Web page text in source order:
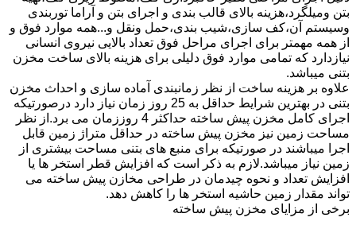
بتن ومیلگرد،هزینه بالای قالب بندی و اجرای بتن و آراما توربندی
وسیستم آن،کف سازی،شیب بندی،حمل ونقل و...همه موارد فوق و
از همه مهمتر برای اجرای مراحل فوق تعداد بالایی نیروی انسانی
نیازدارد که تمامی موارد فوق دلیلی برای هزینه بالای ساخت مخزن
بتنی میباشد.
علاوه بر هزینه ساخت از نظر زمانبندی آماده سازی و احداث مخزن
بتنی در بهترین شرایط حداقل به 25 روز زمان نیاز دارد درصورتیکه
اجرای کامل مخزن پیش ساخته حداکثر 4 روززمان می برد.از نظر
مساحت زمین نیز مخزن پیش ساخته در حداقل متراژ زمین قابل
اجرا میباشند در صورتیکه برای منبع های بتنی مساحت بیشتری از
زمین نیاز میباشد.لازم به ذکر است که افزایش قطر استخر ها یا
افزایش تعداد و نحوه چیدمان در طراحی مخازن پیش ساخته می
تواند مقدار زمین حاشیه استخر ها را کاهش دهد.
برخی از مزایای مخزن پیش ساخته